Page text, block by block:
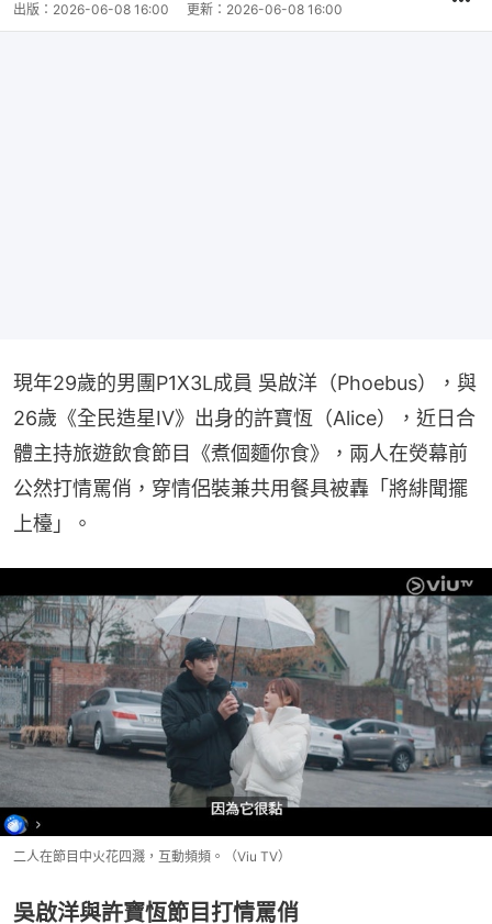
出版： 2026-06-08 16:00 更新： 2026-06-08 16:00
現年29歲的男團P1X3L成員 吳啟洋（Phoebus），與
26歲《全民造星IV》出身的許寶恆（Alice），近日合
體主持旅遊飲食節目《煮個麵你食》，兩人在熒幕前
公然打情罵俏，穿情侶裝兼共用餐具被轟「將緋聞擺
上檯」。
二人在節目中火花四濺，互動頻頻。（Viu TV）
吳啟洋與許寶恆節目打情罵俏